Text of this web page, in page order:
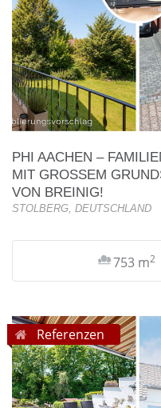
PHI AACHEN –
MIT GROSSEM
ON BREINIG!
STOLBERG, DEUTSCHLAND
753 m2
Referenzen